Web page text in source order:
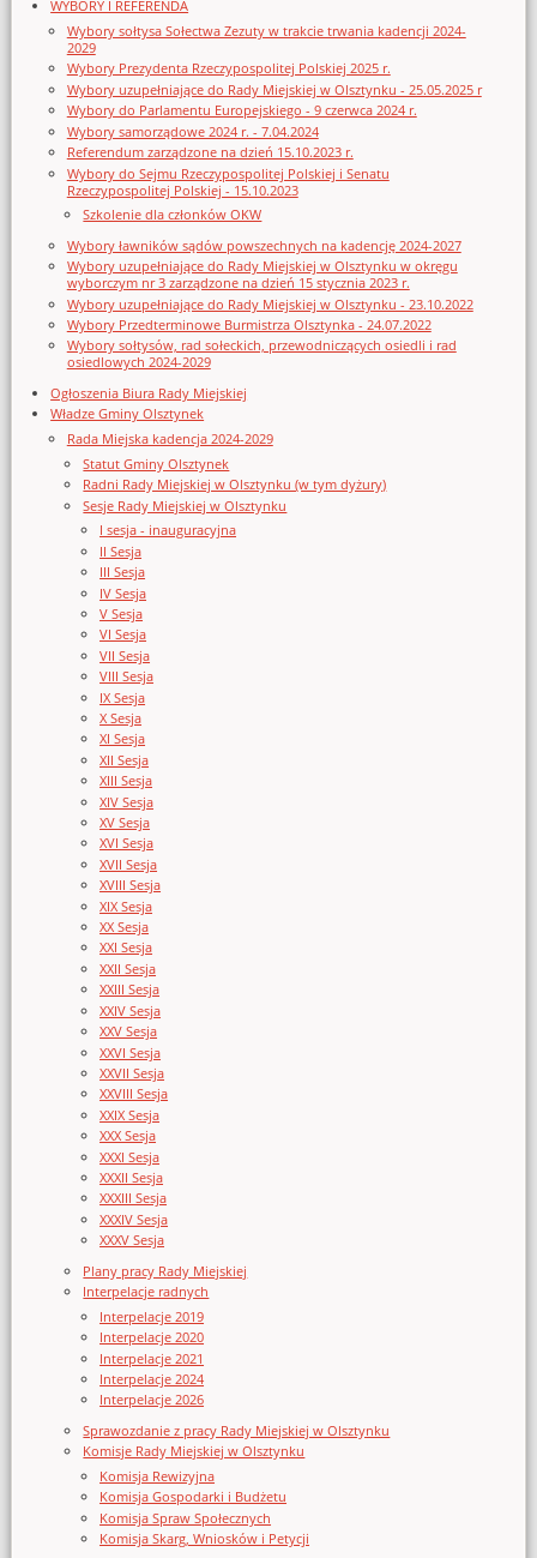
WYBORY I REFERENDA
Wybory sołtysa Sołectwa Zezuty w trakcie trwania kadencji 2024-
2029
Wybory Prezydenta Rzeczypospolitej Polskiej 2025 r.
Wybory uzupełniające do Rady Miejskiej w Olsztynku - 25.05.2025 r
Wybory do Parlamentu Europejskiego - 9 czerwca 2024 r.
Wybory samorządowe 2024 r. - 7.04.2024
Referendum zarządzone na dzień 15.10.2023 r.
Wybory do Sejmu Rzeczypospolitej Polskiej i Senatu
Rzeczypospolitej Polskiej - 15.10.2023
Szkolenie dla członków OKW
Wybory ławników sądów powszechnych na kadencję 2024-2027
Wybory uzupełniające do Rady Miejskiej w Olsztynku w okręgu
wyborczym nr 3 zarządzone na dzień 15 stycznia 2023 r.
Wybory uzupełniające do Rady Miejskiej w Olsztynku - 23.10.2022
Wybory Przedterminowe Burmistrza Olsztynka - 24.07.2022
Wybory sołtysów, rad sołeckich, przewodniczących osiedli i rad
osiedlowych 2024-2029
Ogłoszenia Biura Rady Miejskiej
Władze Gminy Olsztynek
Rada Miejska kadencja 2024-2029
Statut Gminy Olsztynek
Radni Rady Miejskiej w Olsztynku (w tym dyżury)
Sesje Rady Miejskiej w Olsztynku
I sesja - inauguracyjna
II Sesja
III Sesja
IV Sesja
V Sesja
VI Sesja
VII Sesja
VIII Sesja
IX Sesja
X Sesja
XI Sesja
XII Sesja
XIII Sesja
XIV Sesja
XV Sesja
XVI Sesja
XVII Sesja
XVIII Sesja
XIX Sesja
XX Sesja
XXI Sesja
XXII Sesja
XXIII Sesja
XXIV Sesja
XXV Sesja
XXVI Sesja
XXVII Sesja
XXVIII Sesja
XXIX Sesja
XXX Sesja
XXXI Sesja
XXXII Sesja
XXXIII Sesja
XXXIV Sesja
XXXV Sesja
Plany pracy Rady Miejskiej
Interpelacje radnych
Interpelacje 2019
Interpelacje 2020
Interpelacje 2021
Interpelacje 2024
Interpelacje 2026
Sprawozdanie z pracy Rady Miejskiej w Olsztynku
Komisje Rady Miejskiej w Olsztynku
Komisja Rewizyjna
Komisja Gospodarki i Budżetu
Komisja Spraw Społecznych
Komisja Skarg, Wniosków i Petycji